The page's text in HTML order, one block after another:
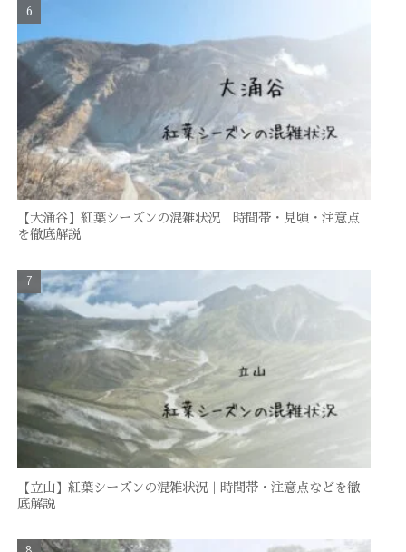
【大涌谷】紅葉シーズンの混雑状況｜時間帯・見頃・注意点
を徹底解説
【立山】紅葉シーズンの混雑状況｜時間帯・注意点などを徹
底解説